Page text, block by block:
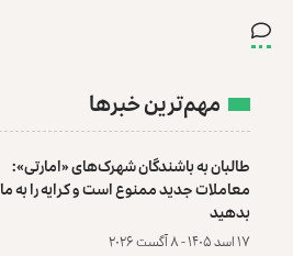
مهم‌ترین خبرها
طالبان به باشندگان شهرک‌های «امارتی»:
معاملات جدید ممنوع است و کرایه را به ما
بدهید
۱۷ اسد ۱۴۰۵ - ۸ آگست ۲۰۲۶